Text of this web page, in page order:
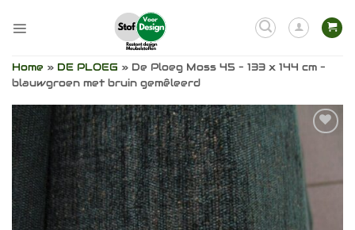
naar
Home » DE PLOEG » De Ploeg Moss 45 – 133 x 144 cm –
blauwgroen met bruin gemêleerd
Toevoegen
aan
verlanglijst